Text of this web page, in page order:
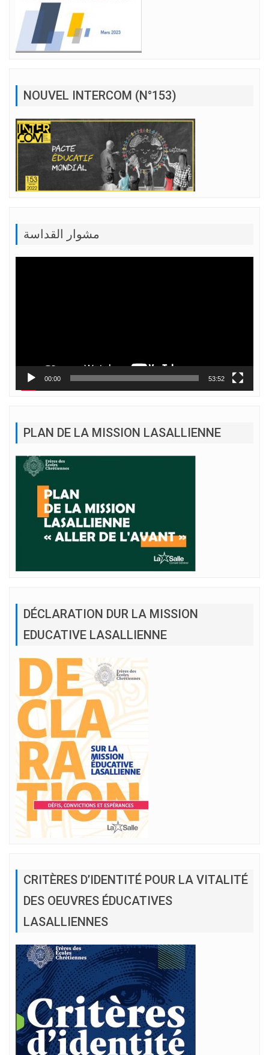
NOUVEL INTERCOM (N°153)
مشوار القداسة
00:00 53:52
PLAN DE LA MISSION LASALLIENNE
DÉCLARATION DUR LA MISSION
EDUCATIVE LASALLIENNE
CRITÈRES D’IDENTITÉ POUR LA VITALITÉ
DES OEUVRES ÉDUCATIVES
LASALLIENNES